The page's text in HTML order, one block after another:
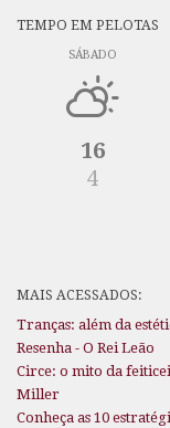
TEMPO EM PELOTAS
SÁBADO
16
4
MAIS ACESSADOS:
Tranças: além da
Resenha - O Rei Leão
Circe: o mito da
Miller
Conheça as 10